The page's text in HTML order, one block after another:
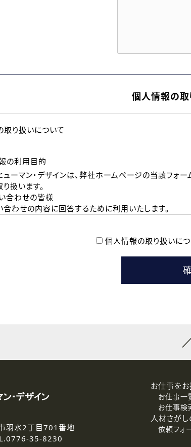
個人情報の取
り扱いについて
の利用目的
ーマン・デザインは、弊社ホームページの当該フォ
扱います。
合わせの皆様
せの内容に回答するために利用いたします。
するご連絡および本登録時の参考情報として利用
絡手段は、電話・Ｅメールのいずれかの方法といた
取り扱いの委託
個人情報保護の評価基準を満たした委託先に、個人
開示等について
だいた個人情報の開示等（利用目的の通知、開示、訂
個人情報の取り扱いにつ
羽水2丁目701番地
0776-35-8230
お仕事を
お仕事一
お仕事検
人材さが
依頼フォ